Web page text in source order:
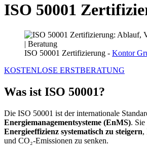
ISO 50001
ISO 50001 Zertifizierung - Kontor
KOSTENLOSE ERSTBERATUNG
Was ist ISO 50001?
Die ISO 50001 ist der internationale
Energiemanagementsysteme (EnMS).
Energieeffizienz systematisch zu steigern,
und CO₂-Emissionen zu senken.